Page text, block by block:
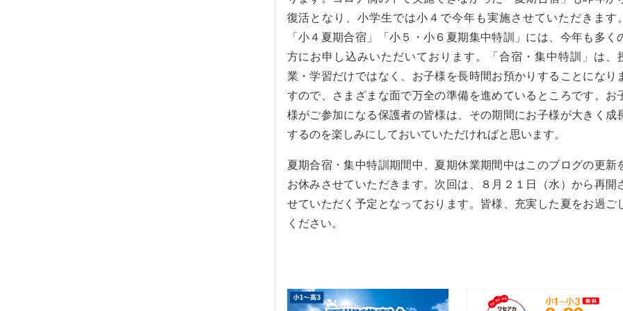
復活となり、小学生では小４で今年も実施させていただきます。
「小４夏期合宿」「小５・小６夏期集中特訓」には、今年も多く
方にお申し込みいただいております。「合宿・集中特訓」は、
業・学習だけではなく、お子様を長時間お預かりすることになり
すので、さまざまな面で万全の準備を進めているところです。お
様がご参加になる保護者の皆様は、その期間にお子様が大きく成
するのを楽しみにしておいていただければと思います。
夏期合宿・集中特訓期間中、夏期休業期間中はこのブログの更新
お休みさせていただきます。次回は、８月２１日（水）から再開
せていただく予定となっております。皆様、充実した夏をお過ご
ください。